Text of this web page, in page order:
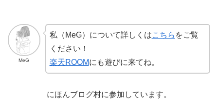
MeG
私（MeG）について詳しくはこちら をご覧
ください！
楽天ROOMにも遊びに来てね。
にほんブログ村に参加しています。